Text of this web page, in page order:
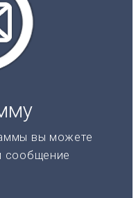
вы можете
сообщение